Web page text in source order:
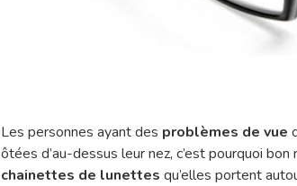
Les personnes ayant des problèmes de vue
ôtées d’au-dessus leur nez, c’est pourquoi
chainettes de lunettes qu’elles portent